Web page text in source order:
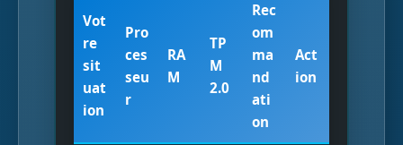
Vot
re
sit
uat
ion
Pro
ces
seu
r
RA
M
TP
M
2.0
Rec
om
ma
nd
ati
on
Act
ion